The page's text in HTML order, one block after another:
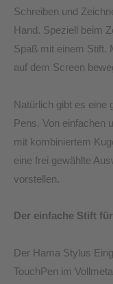
Schreiben und
Hand. Speziell beim
Spaß mit einem Stift.
auf dem Screen
Natürlich gibt es eine
Pens. Von einfachen
mit kombiniertem
eine frei gewählte
vorstellen.
Der einfache Stift
Der Hama Stylus
TouchPen im